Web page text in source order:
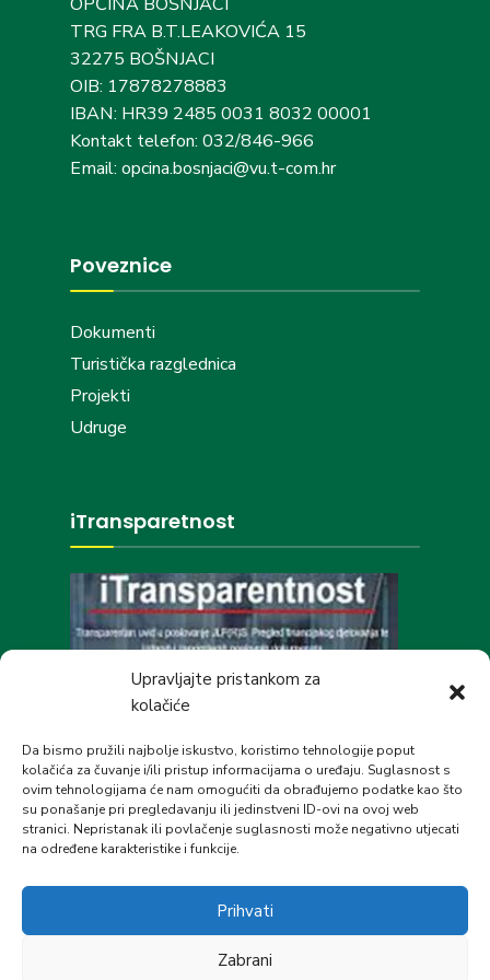
Upravljajte pristankom za
kolačiće
Da bismo pružili najbolje iskustvo, koristimo tehnologije poput
kolačića za čuvanje i/ili pristup informacijama o uređaju. Suglasnost s
ovim tehnologijama će nam omogućiti da obrađujemo podatke kao što
su ponašanje pri pregledavanju ili jedinstveni ID-ovi na ovoj web
stranici. Nepristanak ili povlačenje suglasnosti može negativno utjecati
na određene karakteristike i funkcije.
Prihvati
Zabrani
TRG FRA B.T.LEAKOVIĆA 15
32275 BOŠNJACI
OIB: 17878278883
IBAN: HR39 2485 0031 8032 00001
Kontakt telefon: 032/846-966
Email: opcina.bosnjaci@vu.t-com.hr
Poveznice
Dokumenti
Turistička razglednica
Projekti
Udruge
iTransparetnost
Društvene mreže
UVJETI KORIŠTENJA